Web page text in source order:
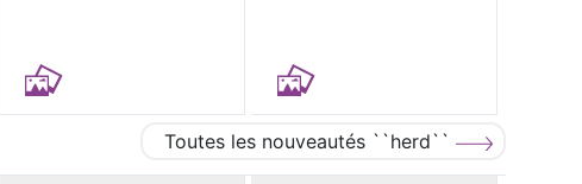
Toutes les nouveautés ``herd``